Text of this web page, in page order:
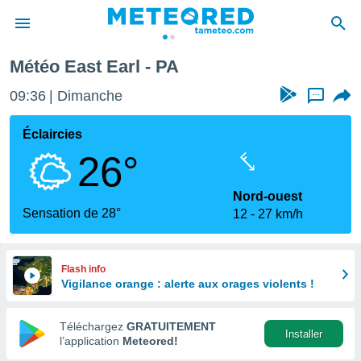
de
Météo East Earl - PA
09:36 Dimanche ...
Éclaircies
26°
Sensation de 28°
Nord-ouest
12
27 km/h
Flash info
Vigilance orange : alerte aux orages violents !
Téléchargez GRATUITEMENT
l’application Meteored!
Installer